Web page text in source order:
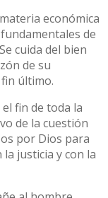
económica
de
cuida del bien
de su
último.
fin de toda la
de la cuestión
por Dios para
justicia y con la